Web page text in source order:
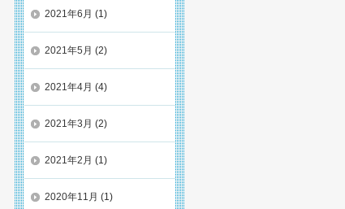
2021年6月 (1)
2021年5月 (2)
2021年4月 (4)
2021年3月 (2)
2021年2月 (1)
2020年11月 (1)